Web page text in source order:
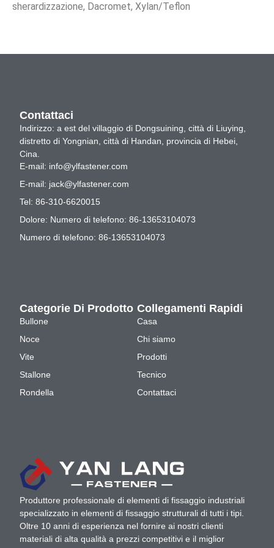
sherardizzazione, Dacromet, Xylan/Teflon
Produttore professionale di elementi di fissaggio industriali
specializzato in elementi di fissaggio strutturali di tutti i tipi.
Oltre 10 anni di esperienza nel fornire ai nostri clienti
materiali di alta qualità a prezzi competitivi e il miglior
Categorie Di Prodotto
Bullone
Noce
Vite
Stallone
Rondella
Collegamenti Rapidi
Casa
Chi siamo
Prodotti
Tecnico
Contattaci
Contattaci
Indirizzo: a est del villaggio di Dongsuining, città di Liuying,
distretto di Yongnian, città di Handan, provincia di Hebei,
Cina.
E-mail: info@ylfastener.com
E-mail: jack@ylfastener.com
Tel: 86-310-6620015
Dolore: Numero di telefono: 86-13653104073
Numero di telefono: 86-13653104073